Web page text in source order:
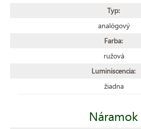
Typ:
analógový
Farba:
ružová
Luminiscencia:
žiadna
Náramok